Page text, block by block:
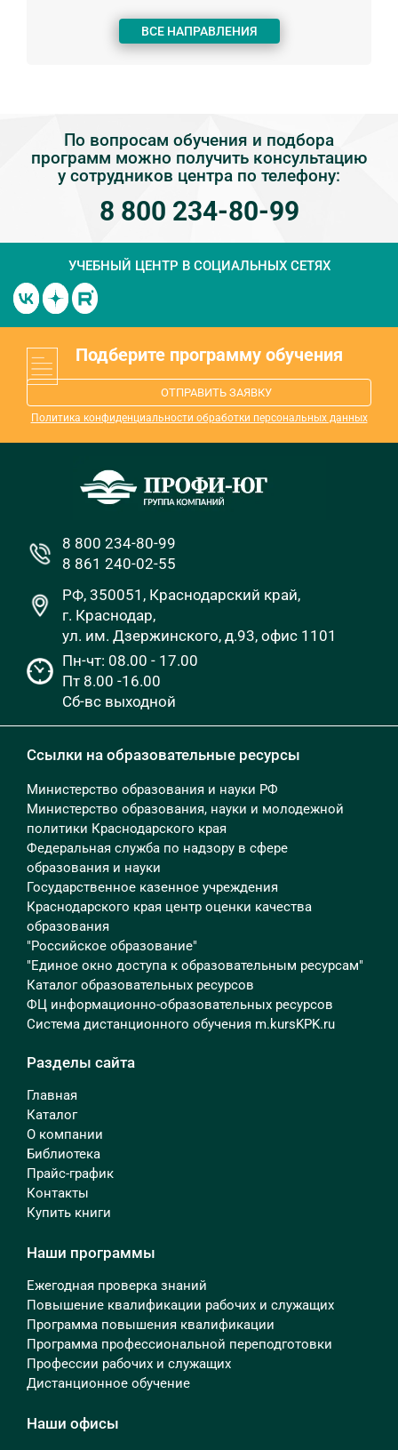
ВСЕ НАПРАВЛЕНИЯ
По вопросам обучения и подбора
программ можно получить консультацию
у сотрудников центра по телефону:
8 800 234-80-99
УЧЕБНЫЙ ЦЕНТР В СОЦИАЛЬНЫХ СЕТЯХ
Подберите программу обучения
ОТПРАВИТЬ ЗАЯВКУ
Политика конфиденциальности обработки персональных данных
8 800 234-80-99
8 861 240-02-55
РФ, 350051, Краснодарский край,
г. Краснодар,
ул. им. Дзержинского, д.93, офис 1101
Пн-чт: 08.00 - 17.00
Пт 8.00 -16.00
Сб-вс выходной
Ссылки на образовательные ресурсы
Министерство образования и науки РФ
Министерство образования, науки и молодежной
политики Краснодарского края
Федеральная служба по надзору в сфере
образования и науки
Государственное казенное учреждения
Краснодарского края центр оценки качества
образования
"Российское образование"
"Единое окно доступа к образовательным ресурсам"
Каталог образовательных ресурсов
ФЦ информационно-образовательных ресурсов
Система дистанционного обучения m.kursKPK.ru
Разделы сайта
Главная
Каталог
О компании
Библиотека
Прайс-график
Контакты
Купить книги
Наши программы
Ежегодная проверка знаний
Повышение квалификации рабочих и служащих
Программа повышения квалификации
Программа профессиональной переподготовки
Профессии рабочих и служащих
Дистанционное обучение
Наши офисы